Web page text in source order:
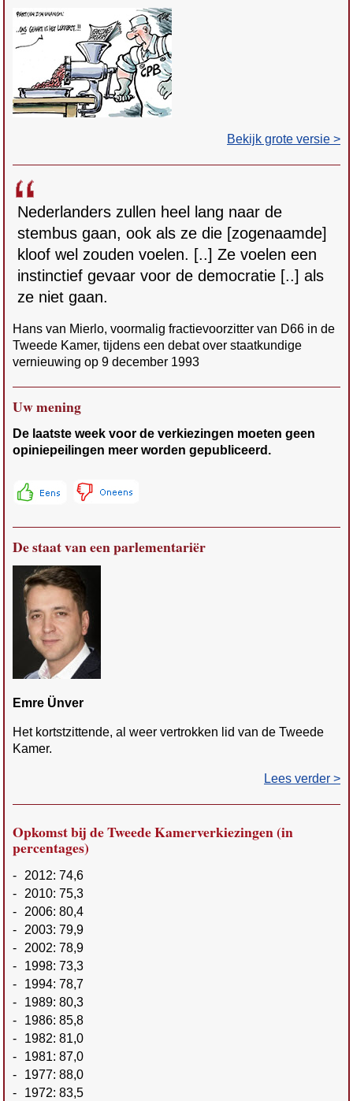
Bekijk grote versie >
Nederlanders zullen heel lang naar de
stembus gaan, ook als ze die [zogenaamde]
kloof wel zouden voelen. [..] Ze voelen een
instinctief gevaar voor de democratie [..] als
ze niet gaan.
Hans van Mierlo, voormalig fractievoorzitter van D66 in de
Tweede Kamer, tijdens een debat over staatkundige
vernieuwing op 9 december 1993
Uw mening
De laatste week voor de verkiezingen moeten geen
opiniepeilingen meer worden gepubliceerd.
De staat van een parlementariër
Emre Ünver
Het kortstzittende, al weer vertrokken lid van de Tweede
Kamer.
Lees verder >
Opkomst bij de Tweede Kamerverkiezingen (in
percentages)
-
2012: 74,6
-
2010: 75,3
-
2006: 80,4
-
2003: 79,9
-
2002: 78,9
-
1998: 73,3
-
1994: 78,7
-
1989: 80,3
-
1986: 85,8
-
1982: 81,0
-
1981: 87,0
-
1977: 88,0
-
1972: 83,5